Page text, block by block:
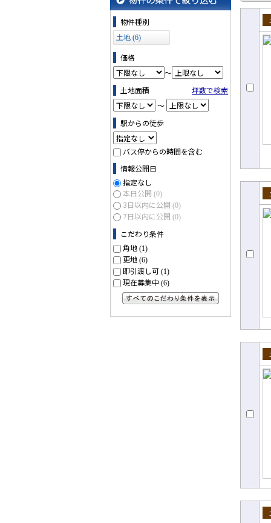
物件の条件で絞り込む
物件種別
土地 (6)
価格
～
土地面積
坪数で検索
～
駅からの徒歩
バス停からの時間を含む
情報公開日
指定なし
本日公開 (0)
3日以内に公開 (0)
7日以内に公開 (0)
こだわり条件
角地 (1)
更地 (6)
即引渡し可 (1)
現在募集中 (6)